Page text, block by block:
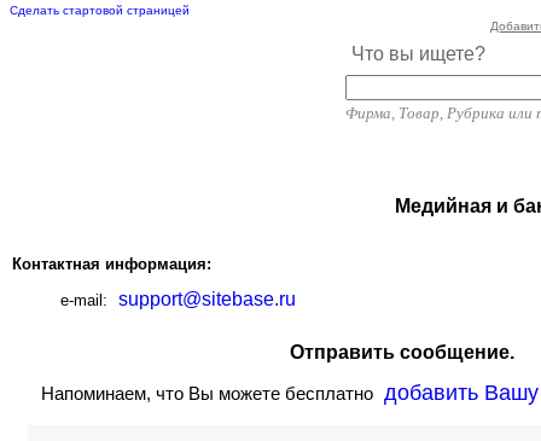
Сделать стартовой страницей
Что вы ищете?
Фирма, Товар, Рубрика или
Медийная и
Контактная информация:
e-mail: support@sitebase.ru
Отправить сообщение.
Напоминаем, что Вы можете бесплатно добавить